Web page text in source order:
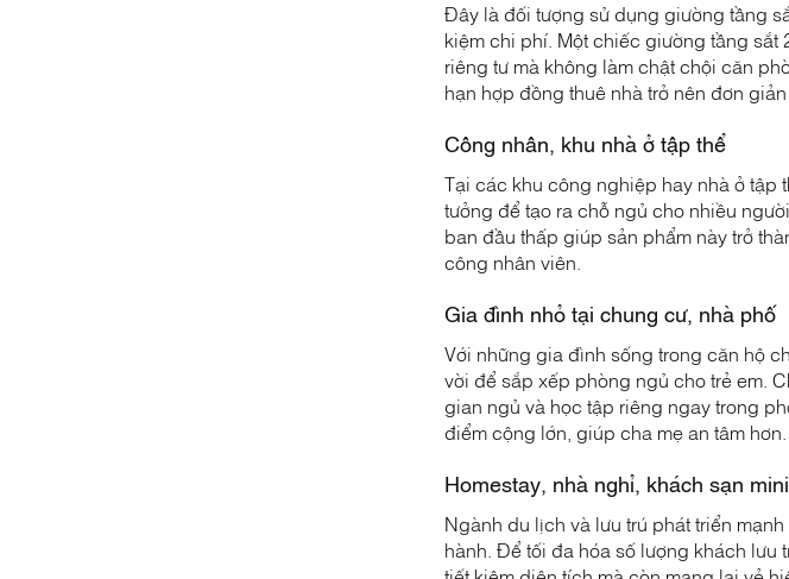
Đây là đối tượng sử dụng giường tầng
kiệm chi phí. Một chiếc giường tầng
riêng tư mà không làm chật chội căn
hạn hợp đồng thuê nhà trở nên đơn
Công nhân, khu nhà ở tập thể
Tại các khu công nghiệp hay nhà ở tập
tưởng để tạo ra chỗ ngủ cho nhiều
ban đầu thấp giúp sản phẩm này trở
công nhân viên.
Gia đình nhỏ tại chung cư, nhà phố
Với những gia đình sống trong căn hộ
vời để sắp xếp phòng ngủ cho trẻ em.
gian ngủ và học tập riêng ngay trong
điểm cộng lớn, giúp cha mẹ an tâm hơn.
Homestay, nhà nghỉ, khách sạn mini
Ngành du lịch và lưu trú phát triển
hành. Để tối đa hóa số lượng khách lưu